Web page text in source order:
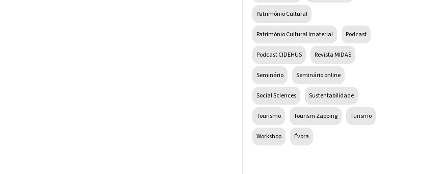
Património Cultural
Património Cultural Imaterial Podcast
Podcast CIDEHUS Revista MIDAS
Seminário Seminário online
Social Sciences Sustentabilidade
Tourismo Tourism Zapping Turismo
Workshop Évora